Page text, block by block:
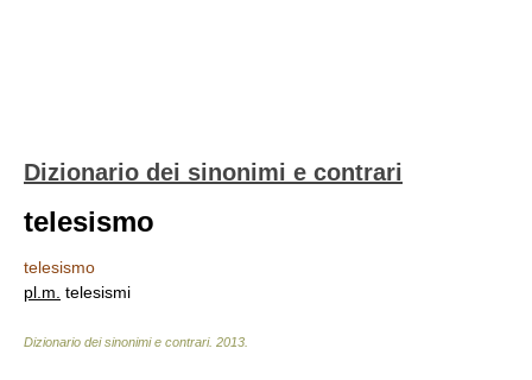
Dizionario dei sinonimi e contrari
telesismo
telesismo
pl. m. telesismi
Dizionario dei sinonimi e contrari. 2013